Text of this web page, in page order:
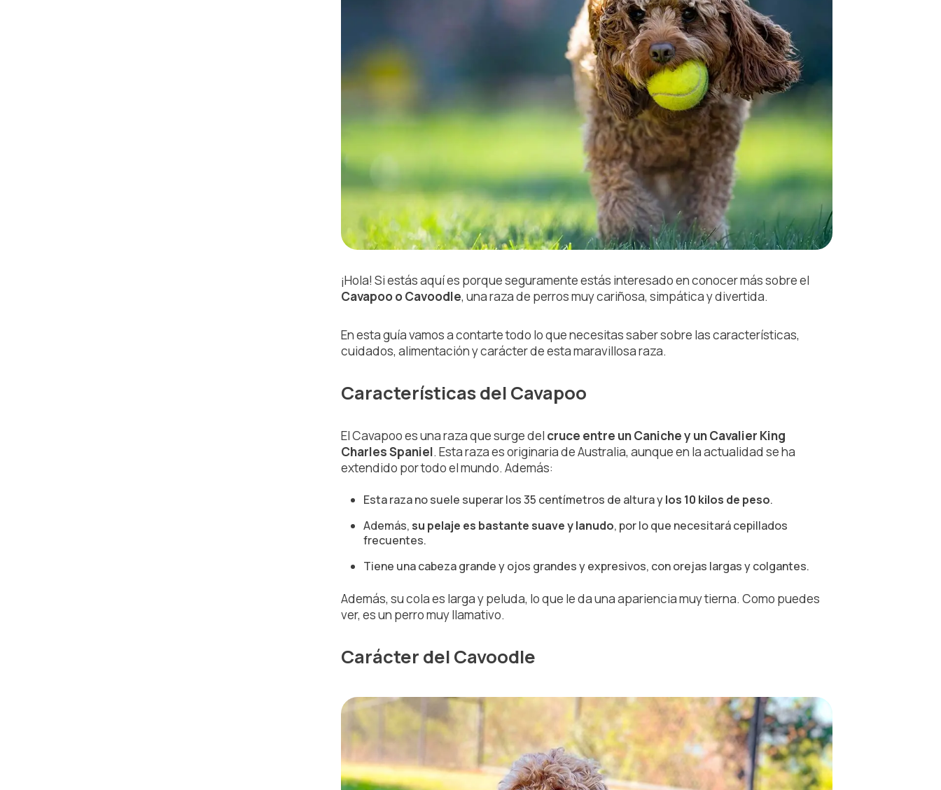
¡Hola! Si estás aquí es porque seguramente estás interesado en conocer más sobre el
Cavapoo o Cavoodle, una raza de perros muy cariñosa, simpática y divertida.
En esta guía vamos a contarte todo lo que necesitas saber sobre las características,
cuidados, alimentación y carácter de esta maravillosa raza.
Características del Cavapoo
El Cavapoo es una raza que surge del cruce entre un Caniche y un Cavalier King
Charles Spaniel. Esta raza es originaria de Australia, aunque en la actualidad se ha
extendido por todo el mundo. Además:
Esta raza no suele superar los 35 centímetros de altura ylos 10 kilos de peso.
Además, su pelaje es bastante suave y lanudo, por lo que necesitará cepillados
frecuentes.
Tiene una cabeza grande y ojos grandes y expresivos, con orejas largas y colgantes.
Además, su cola es larga y peluda, lo que le da una apariencia muy tierna. Como puedes
ver, es un perro muy llamativo.
Carácter del Cavoodle